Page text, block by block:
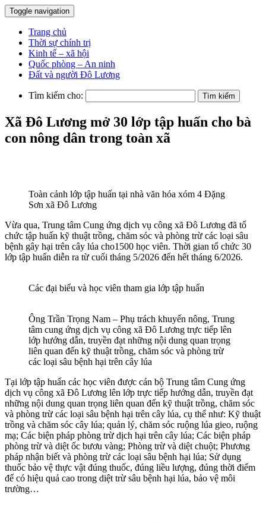
Toggle navigation
Trang chủ
Thời sự chính trị
Kinh tế – xã hội
Quốc phòng – An ninh
Đất và người Đô Lương
Tìm kiếm cho:
Xã Đô Lương mở 30 lớp tập huấn cho bà
con nông dân trong toàn xã
Toàn cảnh lớp tập huấn tại nhà văn hóa xóm 4 Đặng
Sơn xã Đô Lương
Vừa qua, Trung tâm Cung ứng dịch vụ công xã Đô Lương đã tổ
chức tập huấn kỹ thuật trồng, chăm sóc và phòng trừ các loại sâu
bệnh gây hại trên cây lúa cho1500 học viên. Thời gian tổ chức 30
lớp tập huấn diễn ra từ cuối tháng 5/2026 đến hết tháng 6/2026.
Các đại biểu và học viên tham gia lớp tập huấn
Ông Trần Trọng Nam – Phụ trách khuyến nông, Trung
tâm cung ứng dịch vụ công xã Đô Lương trực tiếp lên
lớp hướng dẫn, truyền đạt những nội dung quan trọng
liên quan đến kỹ thuật trồng, chăm sóc và phòng trừ
các loại sâu bệnh hại trên cây lúa
Tại lớp tập huấn các học viên được cán bộ Trung tâm Cung ứng
dịch vụ công xã Đô Lương lên lớp trực tiếp hướng dẫn, truyền đạt
những nội dung quan trọng liên quan đến kỹ thuật trồng, chăm sóc
và phòng trừ các loại sâu bệnh hại trên cây lúa, cụ thể như: Kỹ thuật
trồng và chăm sóc cây lúa; quản lý, chăm sóc ruộng lúa gieo, ruộng
mạ; Các biện pháp phòng trừ dịch hại trên cây lúa; Các biện pháp
phòng trừ và diệt ốc bươu vàng; Phòng trừ và diệt chuột; Phương
pháp nhận biết và phòng trừ các loại sâu bệnh hại lúa; Sử dụng
thuốc bảo vệ thực vật đúng thuốc, đúng liều lượng, đúng thời điểm
để có hiệu quả cao trong diệt trừ sâu bệnh hại lúa, bảo vệ môi
trường…